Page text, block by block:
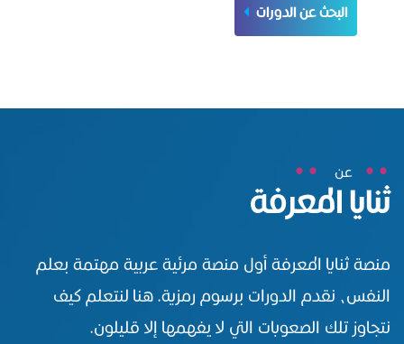
البحث عن الدورات
عن
ثنايا المعرفة
منصة ثنايا المعرفة أول منصة مرئية عربية مهتمة بعلم
النفس، نقدم الدورات برسوم رمزية. هنا لنتعلم كيف
نتجاوز تلك الصعوبات التي لا يفهمها إلا قليلون.